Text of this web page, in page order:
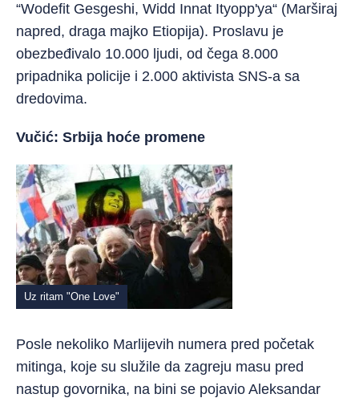
“Wodefit Gesgeshi, Widd Innat Ityopp'ya“ (Marširaj
napred, draga majko Etiopija). Proslavu je
obezbeđivalo 10.000 ljudi, od čega 8.000
pripadnika policije i 2.000 aktivista SNS-a sa
dredovima.
Vučić: Srbija hoće promene
Uz ritam "One Love"
Posle nekoliko Marlijevih numera pred početak
mitinga, koje su služile da zagreju masu pred
nastup govornika, na bini se pojavio Aleksandar